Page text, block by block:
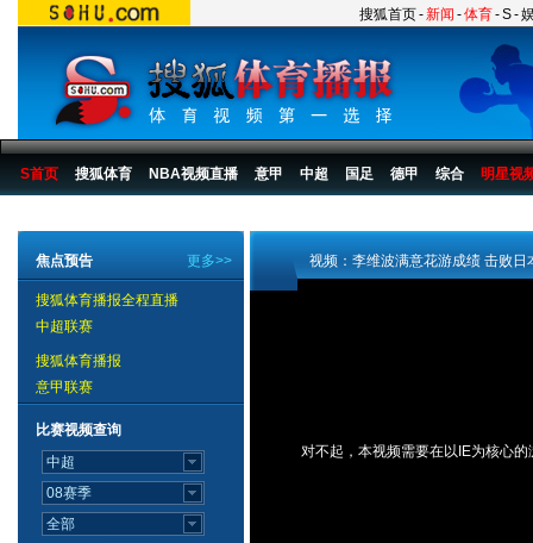
搜狐首页-新闻 -体育-S-
S首页 搜狐体育 NBA视频直播 意甲 中超 国足 德甲 综合 明星视
更多>>
焦点预告
搜狐体育播报全程直播
中超联赛
搜狐体育播报
意甲联赛
比赛视频查询
视频：李维波满意花游成绩 击败日
对不起，本视频需要在以IE为核心的